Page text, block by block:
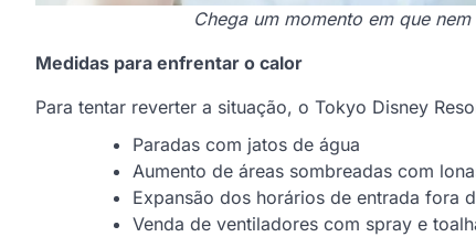
Chega um momento em que
Medidas para enfrentar o calor
Para tentar reverter a situação, o Tokyo Disney
Paradas com jatos de água
Aumento de áreas sombreadas com
Expansão dos horários de entrada fora
Venda de ventiladores com spray e